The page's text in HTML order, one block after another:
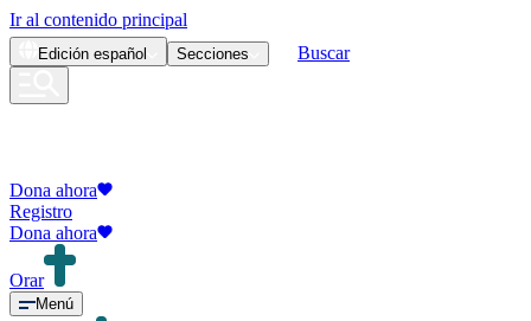
Ir al contenido principal
Edición español Secciones Buscar
Dona ahora
Registro
Dona ahora
Orar
Menú